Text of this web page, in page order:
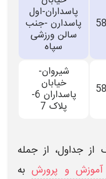
پاسداران-اول
پاسدارن -جنب
سالن ورزشی
سپاه
شیروان-
خیابان
پاسداران 6-
پلاک 7
جداول، از جمله
و پرورشبه